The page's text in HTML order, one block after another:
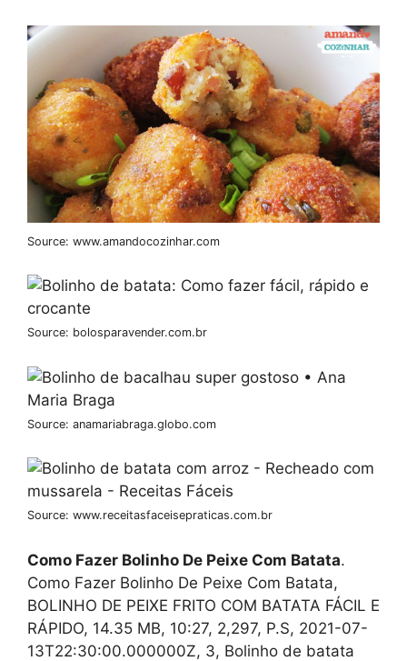
Source: www.amandocozinhar.com
Source: bolosparavender.com.br
Source: anamariabraga.globo.com
Source: www.receitasfaceisepraticas.com.br
Como Fazer Bolinho De Peixe Com Batata.
Como Fazer Bolinho De Peixe Com Batata,
BOLINHO DE PEIXE FRITO COM BATATA FÁCIL E
RÁPIDO, 14.35 MB, 10:27, 2,297, P.S, 2021-07-
13T22:30:00.000000Z, 3, Bolinho de batata